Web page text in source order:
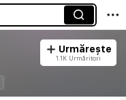
Urmărește
1.1K Urmăritori
privind vânzările și stocul.